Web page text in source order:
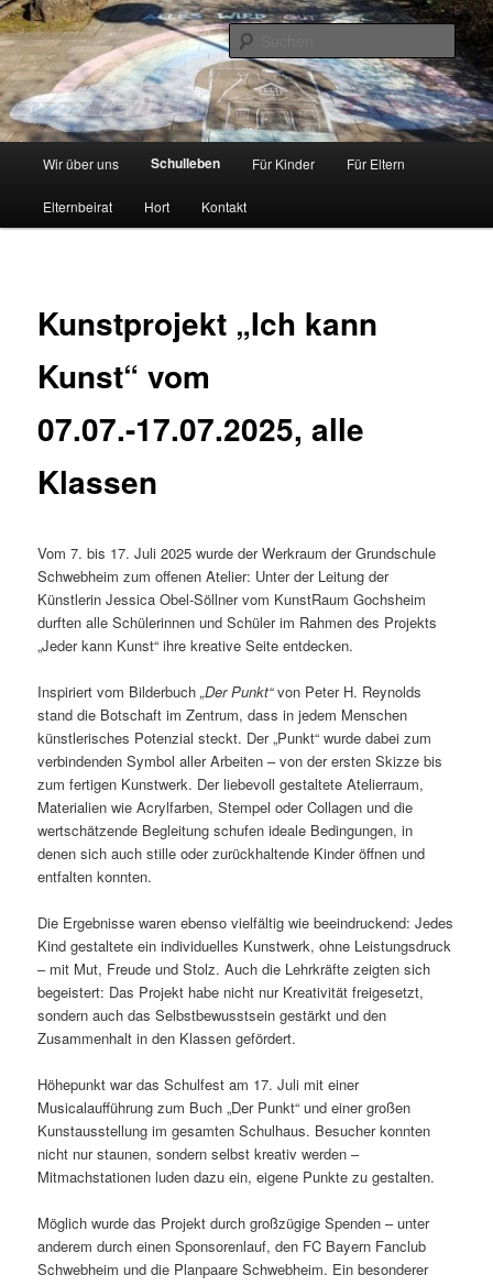
Zum
Inhalt
wechseln
Grundschule Schwebheim
Wir über uns Schulleben Für Kinder Für Eltern
Elternbeirat Hort Kontakt
Kunstprojekt „Ich kann
Kunst“ vom
07.07.-17.07.2025, alle
Klassen
Vom 7. bis 17. Juli 2025 wurde der Werkraum der Grundschule
Schwebheim zum offenen Atelier: Unter der Leitung der
Künstlerin Jessica Obel-Söllner vom KunstRaum Gochsheim
durften alle Schülerinnen und Schüler im Rahmen des Projekts
„Jeder kann Kunst“ ihre kreative Seite entdecken.
Inspiriert vom Bilderbuch„Der Punkt“von Peter H. Reynolds
stand die Botschaft im Zentrum, dass in jedem Menschen
künstlerisches Potenzial steckt. Der „Punkt“ wurde dabei zum
verbindenden Symbol aller Arbeiten – von der ersten Skizze bis
zum fertigen Kunstwerk. Der liebevoll gestaltete Atelierraum,
Materialien wie Acrylfarben, Stempel oder Collagen und die
wertschätzende Begleitung schufen ideale Bedingungen, in
denen sich auch stille oder zurückhaltende Kinder öffnen und
entfalten konnten.
Die Ergebnisse waren ebenso vielfältig wie beeindruckend: Jedes
Kind gestaltete ein individuelles Kunstwerk, ohne Leistungsdruck
– mit Mut, Freude und Stolz. Auch die Lehrkräfte zeigten sich
begeistert: Das Projekt habe nicht nur Kreativität freigesetzt,
sondern auch das Selbstbewusstsein gestärkt und den
Zusammenhalt in den Klassen gefördert.
Höhepunkt war das Schulfest am 17. Juli mit einer
Musicalaufführung zum Buch „Der Punkt“ und einer großen
Kunstausstellung im gesamten Schulhaus. Besucher konnten
nicht nur staunen, sondern selbst kreativ werden –
Mitmachstationen luden dazu ein, eigene Punkte zu gestalten.
Möglich wurde das Projekt durch großzügige Spenden – unter
anderem durch einen Sponsorenlauf, den FC Bayern Fanclub
Schwebheim und die Planpaare Schwebheim. Ein besonderer